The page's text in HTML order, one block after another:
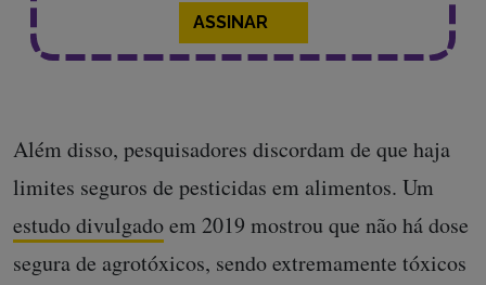
ASSINAR
Além disso, pesquisadores discordam de que haja
limites seguros de pesticidas em alimentos. Um
estudo divulgadoem 2019 mostrou que não há dose
segura de agrotóxicos, sendo extremamente tóxicos